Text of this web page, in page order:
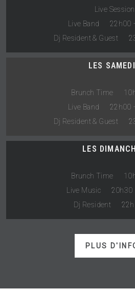
Live Session
Live Band 22h00
Dj Resident & Guest
LES
Brunch Time
Live Band 22h00
Dj Resident & Guest
LES
Brunch Time
Live Music 20h30
Dj Resident 22h
PLUS